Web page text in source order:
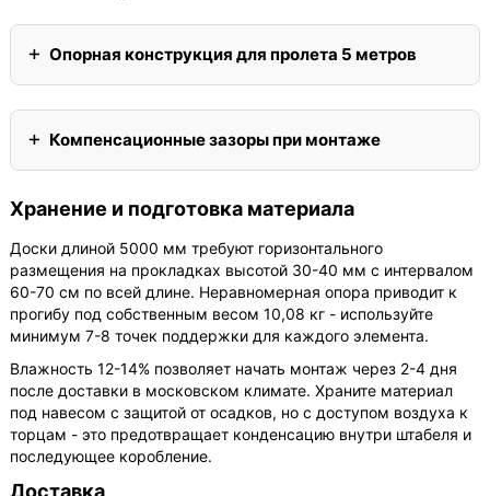
Опорная конструкция для пролета 5 метров
Компенсационные зазоры при монтаже
Хранение и подготовка материала
Доски длиной 5000 мм требуют горизонтального
размещения на прокладках высотой 30-40 мм с интервалом
60-70 см по всей длине. Неравномерная опора приводит к
прогибу под собственным весом 10,08 кг - используйте
минимум 7-8 точек поддержки для каждого элемента.
Влажность 12-14% позволяет начать монтаж через 2-4 дня
после доставки в московском климате. Храните материал
под навесом с защитой от осадков, но с доступом воздуха к
торцам - это предотвращает конденсацию внутри штабеля и
последующее коробление.
Доставка